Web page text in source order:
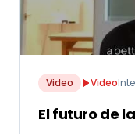
Video Video
El futuro de